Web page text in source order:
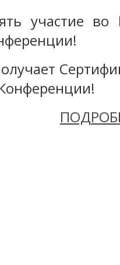
участие во